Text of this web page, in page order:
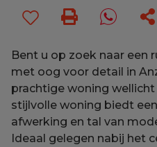
Bent u op zoek naar een
met oog voor detail in
prachtige woning
stijlvolle woning biedt
afwerking en tal van
Ideaal gelegen nabij het